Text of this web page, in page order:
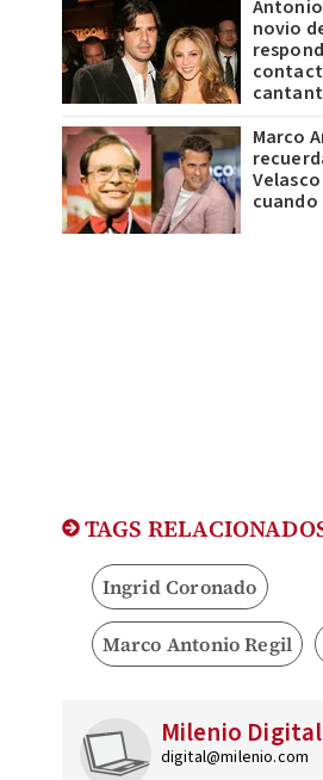
novio
Marco
TAGS
Ingrid Coronado
Marco Antonio Regil
Milenio Digital
digital@milenio.com